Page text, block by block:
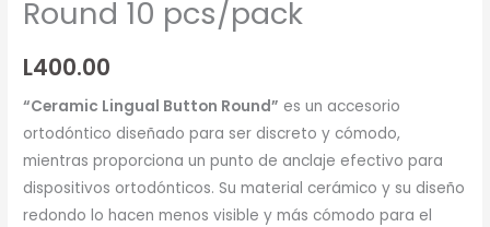
Round 10 pcs/pack
L400.00
“Ceramic Lingual Button Round” es un accesorio
ortodóntico diseñado para ser discreto y cómodo,
mientras proporciona un punto de anclaje efectivo para
dispositivos ortodónticos. Su material cerámico y su diseño
redondo lo hacen menos visible y más cómodo para el